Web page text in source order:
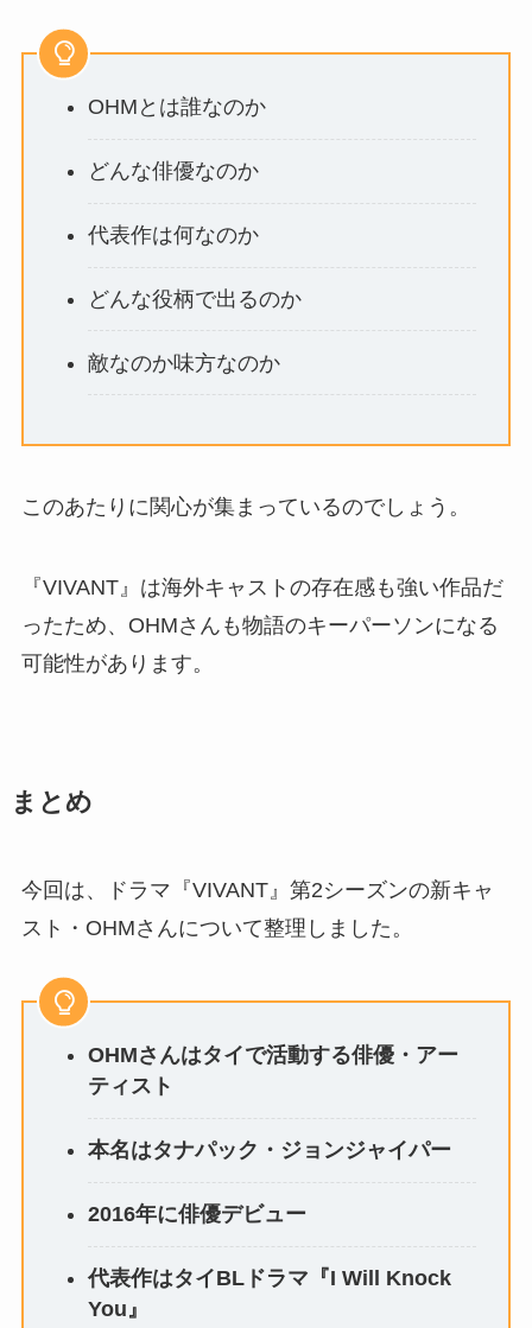
OHMとは誰なのか
どんな俳優なのか
代表作は何なのか
どんな役柄で出るのか
敵なのか味方なのか
このあたりに関心が集まっているのでしょう。
『VIVANT』は海外キャストの存在感も強い作品だ
ったため、OHMさんも物語のキーパーソンになる
可能性があります。
まとめ
今回は、ドラマ『VIVANT』第2シーズンの新キャ
スト・OHMさんについて整理しました。
OHMさんはタイで活動する俳優・アー
ティスト
本名はタナパック・ジョンジャイパー
2016年に俳優デビュー
代表作はタイBLドラマ『I Will Knock
You』